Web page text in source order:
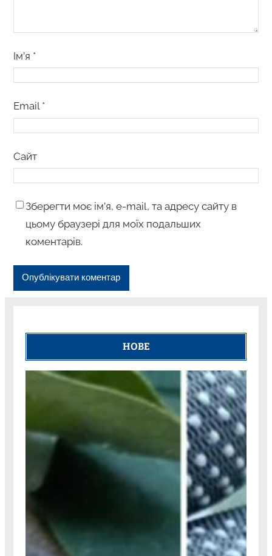
Ім’я *
Email *
Сайт
Зберегти моє ім’я, e-mail, та адресу сайту в
цьому браузері для моїх подальших
коментарів.
НОВЕ